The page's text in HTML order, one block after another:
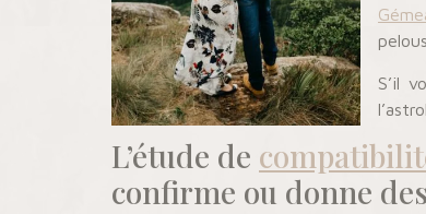
S’il
L’étude de
confirme ou donne